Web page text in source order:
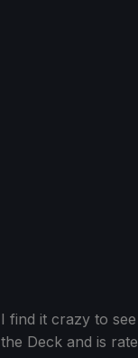
I find it crazy to
the Deck and is